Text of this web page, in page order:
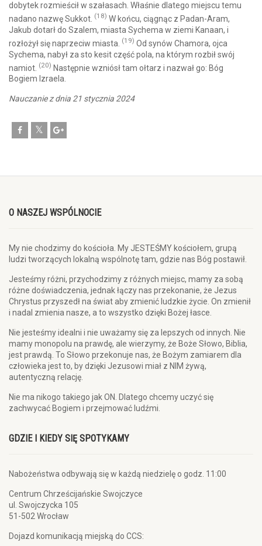
dobytek rozmieścił w szałasach. Właśnie dlatego miejscu temu
nadano nazwę Sukkot. (18) W końcu, ciągnąc z Padan-Aram,
Jakub dotarł do Szalem, miasta Sychema w ziemi Kanaan, i
rozłożył się naprzeciw miasta. (19) Od synów Chamora, ojca
Sychema, nabył za sto kesit część pola, na którym rozbił swój
namiot. (20) Następnie wzniósł tam ołtarz i nazwał go: Bóg
Bogiem Izraela.
Nauczanie z dnia 21 stycznia 2024
O NASZEJ WSPÓLNOCIE
My nie chodzimy do kościoła. My JESTEŚMY kościołem, grupą
ludzi tworzących lokalną wspólnotę tam, gdzie nas Bóg postawił.
Jesteśmy różni, przychodzimy z różnych miejsc, mamy za sobą
różne doświadczenia, jednak łączy nas przekonanie, że Jezus
Chrystus przyszedł na świat aby zmienić ludzkie życie. On zmienił
i nadal zmienia nasze, a to wszystko dzięki Bożej łasce.
Nie jesteśmy idealni i nie uważamy się za lepszych od innych. Nie
mamy monopolu na prawdę, ale wierzymy, że Boże Słowo, Biblia,
jest prawdą. To Słowo przekonuje nas, że Bożym zamiarem dla
człowieka jest to, by dzięki Jezusowi miał z NIM żywą,
autentyczną relację.
Nie ma nikogo takiego jak ON. Dlatego chcemy uczyć się
zachwycać Bogiem i przejmować ludźmi.
GDZIE I KIEDY SIĘ SPOTYKAMY
Nabożeństwa odbywają się w każdą niedzielę o godz. 11:00
Centrum Chrześcijańskie Swojczyce
ul. Swojczycka 105
51-502 Wrocław
Dojazd komunikacją miejską do CCS: